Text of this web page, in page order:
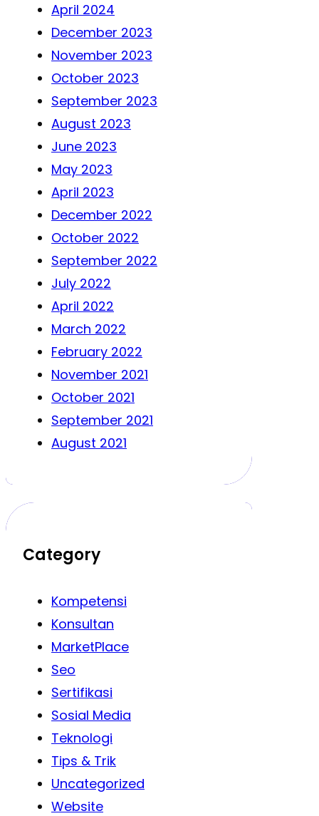
April 2024
December 2023
November 2023
October 2023
September 2023
August 2023
June 2023
May 2023
April 2023
December 2022
October 2022
September 2022
July 2022
April 2022
March 2022
February 2022
November 2021
October 2021
September 2021
August 2021
Category
Kompetensi
Konsultan
MarketPlace
Seo
Sertifikasi
Sosial Media
Teknologi
Tips & Trik
Uncategorized
Website